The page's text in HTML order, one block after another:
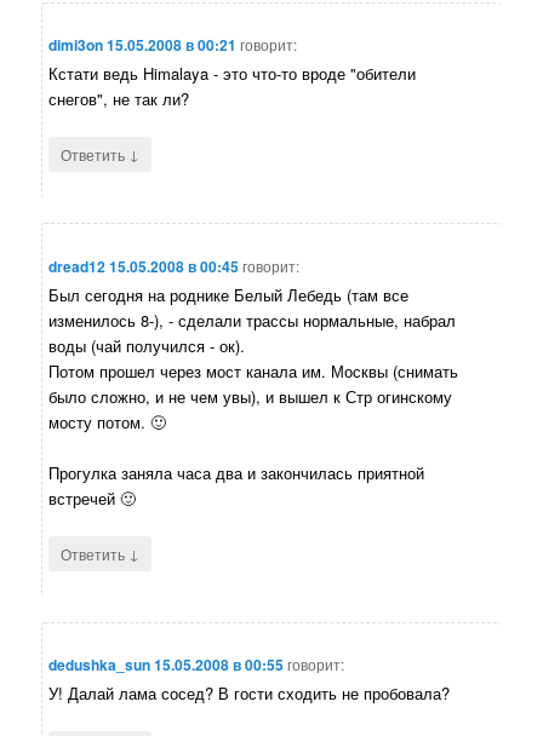
dimi3on15.05.2008 в 00:21 говорит:
Кстати ведь Himalaya - это что-то вроде "обители
снегов", не так ли?
Ответить ↓
dread1215.05.2008 в 00:45говорит:
Был сегодня на роднике Белый Лебедь (там все
изменилось 8-), - сделали трассы нормальные, набрал
воды (чай получился - ок).
Потом прошел через мост канала им. Москвы (снимать
было сложно, и не чем увы), и вышел к Стр огинскому
мосту потом. 🙂
Прогулка заняла часа два и закончилась приятной
встречей 🙂
Ответить ↓
dedushka_sun15.05.2008 в 00:55говорит:
У! Далай лама сосед? В гости сходить не пробовала?